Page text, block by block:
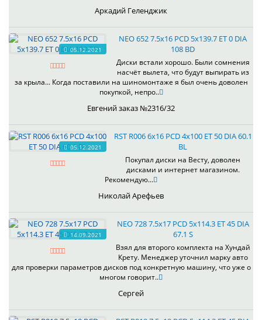
Аркадий Геленджик
05.12.2021
NEO 652 7.5x16 PCD 5x139.7 ET 0 DIA
108 BD
Диски встали хорошо. Были сомнения
насчёт вылета, что будут выпирать из
за крыла... Когда поставили на шиномонтаже я был очень доволен
покупкой, непро..
Евгений заказ №2316/32
05.12.2021
RST R006 6x16 PCD 4x100 ET 50 DIA 60.1
BL
Покупал диски на Весту, доволен
дисками и интернет магазином.
Рекомендую...
Николай Арефьев
14.09.2021
NEO 728 7.5x17 PCD 5x114.3 ET 45 DIA
67.1 S
Взял для второго комплекта на Хундай
Крету. Менеджер уточнил марку авто
для проверки параметров дисков под конкретную машину, что уже о
многом говорит..
Сергей